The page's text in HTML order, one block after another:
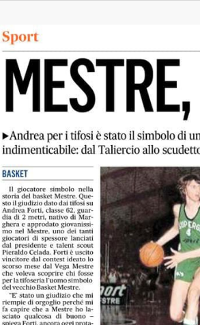
ULTIME NEWS
Basket Mestre – Basket Club
Malcontenta: una nuova
collaborazione che aumenta la rete
del Grifone nel territorio
31 LUGLIO 2026
24 LUGLIO 2026